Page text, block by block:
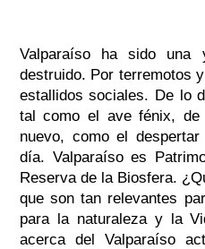
Valparaíso ha sido
destruido. Por terremotos
estallidos sociales. De lo
tal como el ave fénix, de
nuevo, como el
día. Valparaíso es
Reserva de la Biosfera.
que son tan relevantes
para la naturaleza y la
acerca del Valparaíso